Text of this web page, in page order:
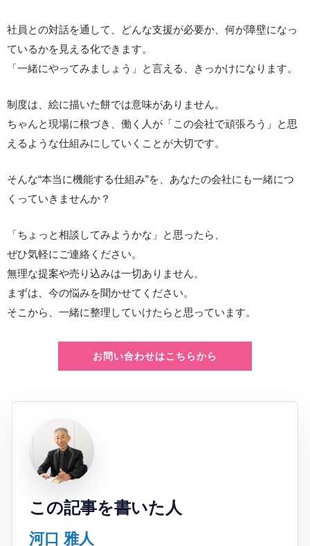
社員との対話を通して、どんな支援が必要か、何が障壁になっ
ているかを見える化できます。
「一緒にやってみましょう」と言える、きっかけになります。
制度は、絵に描いた餅では意味がありません。
ちゃんと現場に根づき、働く人が「この会社で頑張ろう」と思
えるような仕組みにしていくことが大切です。
そんな“本当に機能する仕組み”を、あなたの会社にも一緒につ
くっていきませんか？
「ちょっと相談してみようかな」と思ったら、
ぜひ気軽にご連絡ください。
無理な提案や売り込みは一切ありません。
まずは、今の悩みを聞かせてください。
そこから、一緒に整理していけたらと思っています。
お問い合わせはこちらから
この記事を書いた人
河口 雅人